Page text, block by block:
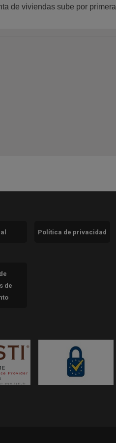
de viviendas sube por
Política de privacidad
de